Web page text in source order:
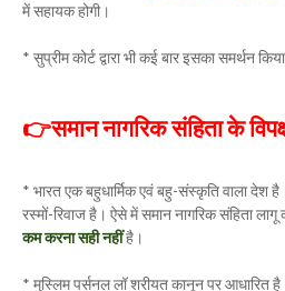
में सहायक होगी।
* सुप्रीम कोर्ट द्वारा भी कई बार इसका समर्थन
👉समान नागरिक संहिता के
* भारत एक बहुधार्मिक एवं बहु-संस्कृति वाला देश
रस्मों-रिवाज है। ऐसे में समान नागरिक संहिता
कम करना सही नहींहै।
* मुस्लिम पर्सनल लॉ शरीयत कानून पर आधारित